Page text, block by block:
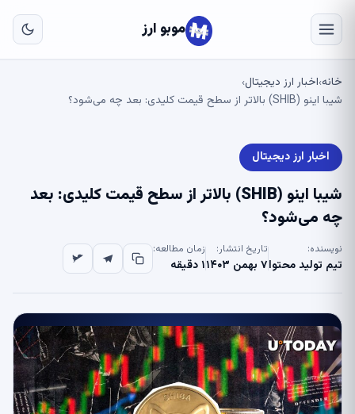
موبو ارز
خانه›اخبار ارز دیجیتال›
شیبا اینو (SHIB) بالاتر از سطح قیمت کلیدی: بعد چه می‌شود؟
اخبار ارز دیجیتال
شیبا اینو (SHIB) بالاتر از سطح قیمت کلیدی: بعد
چه می‌شود؟
نویسنده:
تیم تولید محتوا
تاریخ انتشار:
۷ بهمن ۱۴۰۳
زمان مطالعه:
۱ دقیقه